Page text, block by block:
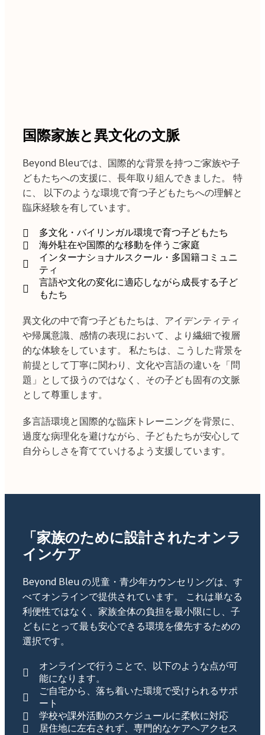
国際家族と異文化の文脈
Beyond Bleuでは、国際的な背景を持つご家族や子
どもたちへの支援に、長年取り組んできました。 特
に、 以下のような環境で育つ子どもたちへの理解と
臨床経験を有しています。
多文化・バイリンガル環境で育つ子どもたち
海外駐在や国際的な移動を伴うご家庭
インターナショナルスクール・多国籍コミュニ
ティ
言語や文化の変化に適応しながら成長する子ど
もたち
異文化の中で育つ子どもたちは、アイデンティティ
や帰属意識、感情の表現において、より繊細で複層
的な体験をしています。 私たちは、こうした背景を
前提として丁寧に関わり、文化や言語の違いを「問
題」として扱うのではなく、その子ども固有の文脈
として尊重します。
多言語環境と国際的な臨床トレーニングを背景に、
過度な病理化を避けながら、子どもたちが安心して
自分らしさを育てていけるよう支援しています。
「家族のために設計されたオンラ
インケア
Beyond Bleu の児童・青少年カウンセリングは、す
べてオンラインで提供されています。 これは単なる
利便性ではなく、家族全体の負担を最小限にし、子
どもにとって最も安心できる環境を優先するための
選択です。
オンラインで行うことで、以下のような点が可
能になります。
ご自宅から、落ち着いた環境で受けられるサポ
ート
学校や課外活動のスケジュールに柔軟に対応
居住地に左右されず、専門的なケアヘアクセス